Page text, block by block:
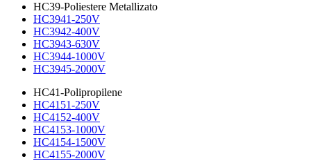
HC39-Poliestere Metallizato
HC3941-250V
HC3942-400V
HC3943-630V
HC3944-1000V
HC3945-2000V
HC41-Polipropilene
HC4151-250V
HC4152-400V
HC4153-1000V
HC4154-1500V
HC4155-2000V